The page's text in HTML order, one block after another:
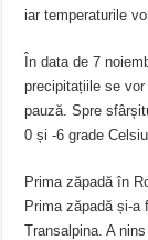
iar temperaturile
În data de 7
precipitațiile se
pauză. Spre
0 și -6 grade
Prima zăpadă în
Prima zăpadă și-a
Transalpina. A